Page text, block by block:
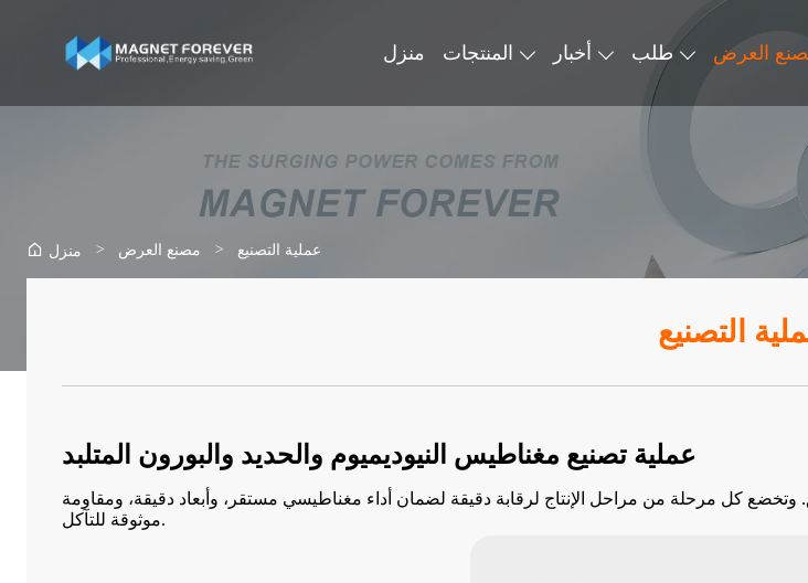
منزل المنتجات أخبار طلب العرض
منزل > مصنع العرض > عملية التصنيع
التصنيع
عملية تصنيع مغناطيس النيوديميوم والحديد والبورون المتلبد
وتخضع كل مرحلة من مراحل الإنتاج لرقابة دقيقة لضمان أداء مغناطيسي مستقر، وأبعاد دقيقة، ومقاومة
موثوقة للتآكل.